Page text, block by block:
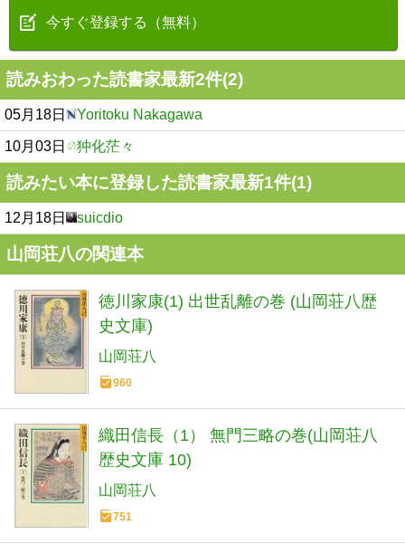
今すぐ登録する（無料）
読みおわった読書家最新2件(2)
05月18日 Yoritoku Nakagawa
10月03日 狆化茫々
読みたい本に登録した読書家最新1件(1)
12月18日 suicdio
山岡荘八の関連本
徳川家康(1) 出世乱離の巻 (山岡荘八歴
史文庫)
山岡荘八
960
織田信長（1） 無門三略の巻(山岡荘八
歴史文庫 10)
山岡荘八
751